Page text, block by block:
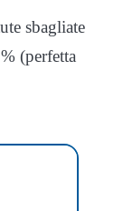
sbagliate
(perfetta